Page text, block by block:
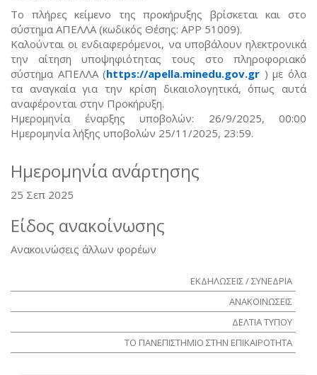
Το πλήρες κείμενο της προκήρυξης βρίσκεται και στο
σύστημα ΑΠΕΛΛΑ (κωδικός Θέσης: ΑΡΡ 51009).
Καλούνται οι ενδιαφερόμενοι, να υποβάλουν ηλεκτρονικά
την αίτηση υποψηφιότητας τους στο πληροφοριακό
σύστημα ΑΠΕΛΛΑ (https://apella.minedu.gov.gr ) με όλα
τα αναγκαία για την κρίση δικαιολογητικά, όπως αυτά
αναφέρονται στην Προκήρυξη.
Ημερομηνία έναρξης υποβολών: 26/9/2025, 00:00
Ημερομηνία λήξης υποβολών 25/11/2025, 23:59.
Ημερομηνία ανάρτησης
25 Σεπ 2025
Είδος ανακοίνωσης
Ανακοινώσεις άλλων φορέων
ΕΚΔΗΛΩΣΕΙΣ / ΣΥΝΕΔΡΙΑ
ΑΝΑΚΟΙΝΩΣΕΙΣ
ΔΕΛΤΙΑ ΤΥΠΟΥ
ΤΟ ΠΑΝΕΠΙΣΤΗΜΙΟ ΣΤΗΝ ΕΠΙΚΑΙΡΟΤΗΤΑ